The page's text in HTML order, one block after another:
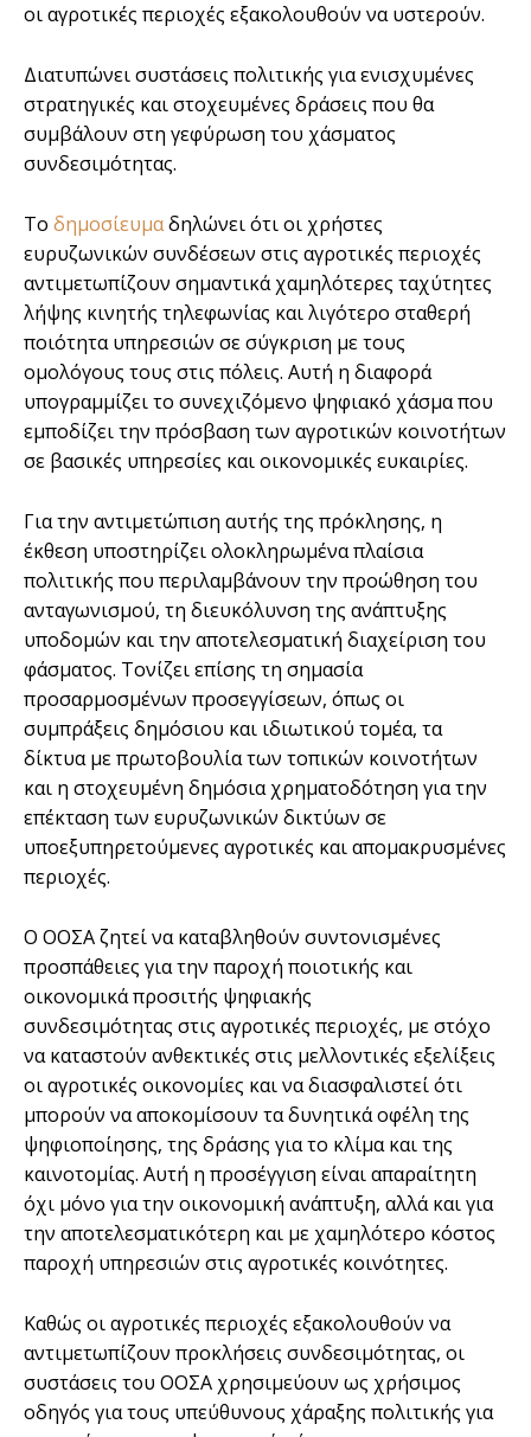
οι αγροτικές περιοχές εξακολουθούν να υστερούν.
Διατυπώνει συστάσεις πολιτικής για ενισχυμένες
στρατηγικές και στοχευμένες δράσεις που θα
συμβάλουν στη γεφύρωση του χάσματος
συνδεσιμότητας.
To δημοσίευμαδηλώνει ότι οι χρήστες
ευρυζωνικών συνδέσεων στις αγροτικές περιοχές
αντιμετωπίζουν σημαντικά χαμηλότερες ταχύτητες
λήψης κινητής τηλεφωνίας και λιγότερο σταθερή
ποιότητα υπηρεσιών σε σύγκριση με τους
ομολόγους τους στις πόλεις. Αυτή η διαφορά
υπογραμμίζει το συνεχιζόμενο ψηφιακό χάσμα που
εμποδίζει την πρόσβαση των αγροτικών κοινοτήτων
σε βασικές υπηρεσίες και οικονομικές ευκαιρίες.
Για την αντιμετώπιση αυτής της πρόκλησης, η
έκθεση υποστηρίζει ολοκληρωμένα πλαίσια
πολιτικής που περιλαμβάνουν την προώθηση του
ανταγωνισμού, τη διευκόλυνση της ανάπτυξης
υποδομών και την αποτελεσματική διαχείριση του
φάσματος. Τονίζει επίσης τη σημασία
προσαρμοσμένων προσεγγίσεων, όπως οι
συμπράξεις δημόσιου και ιδιωτικού τομέα, τα
δίκτυα με πρωτοβουλία των τοπικών κοινοτήτων
και η στοχευμένη δημόσια χρηματοδότηση για την
επέκταση των ευρυζωνικών δικτύων σε
υποεξυπηρετούμενες αγροτικές και απομακρυσμένες
περιοχές.
Ο ΟΟΣΑ ζητεί να καταβληθούν συντονισμένες
προσπάθειες για την παροχή ποιοτικής και
οικονομικά προσιτής ψηφιακής
συνδεσιμότητας στις αγροτικές περιοχές, με στόχο
να καταστούν ανθεκτικές στις μελλοντικές εξελίξεις
οι αγροτικές οικονομίες και να διασφαλιστεί ότι
μπορούν να αποκομίσουν τα δυνητικά οφέλη της
ψηφιοποίησης, της δράσης για το κλίμα και της
καινοτομίας. Αυτή η προσέγγιση είναι απαραίτητη
όχι μόνο για την οικονομική ανάπτυξη, αλλά και για
την αποτελεσματικότερη και με χαμηλότερο κόστος
παροχή υπηρεσιών στις αγροτικές κοινότητες.
Καθώς οι αγροτικές περιοχές εξακολουθούν να
αντιμετωπίζουν προκλήσεις συνδεσιμότητας, οι
συστάσεις του ΟΟΣΑ χρησιμεύουν ως χρήσιμος
οδηγός για τους υπεύθυνους χάραξης πολιτικής για